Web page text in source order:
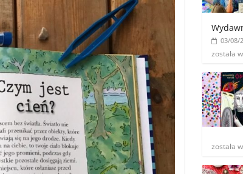
03/08/
została
została